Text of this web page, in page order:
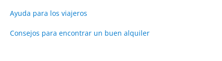
Ayuda para los viajeros
Consejos para encontrar un buen alquiler